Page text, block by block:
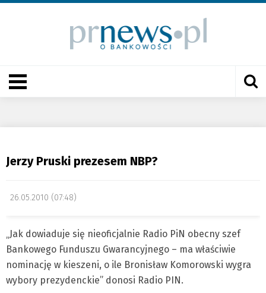
Jerzy Pruski prezesem NBP?
26.05.2010 (07:48)
„Jak dowiaduje się nieoficjalnie Radio PiN obecny szef
Bankowego Funduszu Gwarancyjnego – ma właściwie
nominację w kieszeni, o ile Bronisław Komorowski wygra
wybory prezydenckie” donosi Radio PIN.